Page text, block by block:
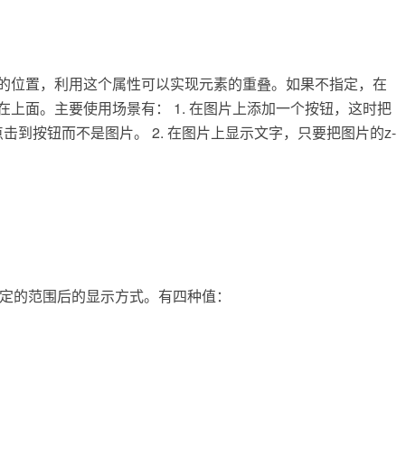
位置，利用这个属性可以实现元素的重叠。如果不指定，在
上面。主要使用场景有： 1. 在图片上添加一个按钮，这时把
到按钮而不是图片。 2. 在图片上显示文字，只要把图片的z-
范围后的显示方式。有四种值：